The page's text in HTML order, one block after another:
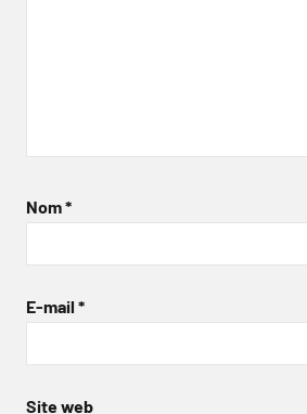
Nom*
E-mail *
Site web